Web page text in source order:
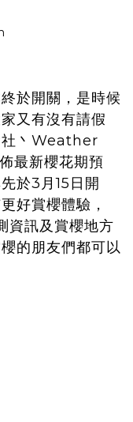
於開關，是時候
又有沒有請假
社丶Weather
最新櫻花期預
於3月15日開
好賞櫻體驗，
資訊及賞櫻地方
的朋友們都可以